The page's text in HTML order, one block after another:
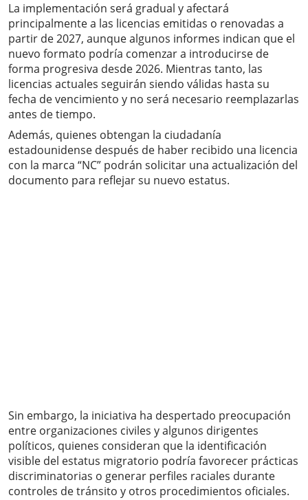
La implementación será gradual y afectará
principalmente a las licencias emitidas o renovadas a
partir de 2027, aunque algunos informes indican que el
nuevo formato podría comenzar a introducirse de
forma progresiva desde 2026. Mientras tanto, las
licencias actuales seguirán siendo válidas hasta su
fecha de vencimiento y no será necesario reemplazarlas
antes de tiempo.
Además, quienes obtengan la ciudadanía
estadounidense después de haber recibido una licencia
con la marca “NC” podrán solicitar una actualización del
documento para reflejar su nuevo estatus.
Sin embargo, la iniciativa ha despertado preocupación
entre organizaciones civiles y algunos dirigentes
políticos, quienes consideran que la identificación
visible del estatus migratorio podría favorecer prácticas
discriminatorias o generar perfiles raciales durante
controles de tránsito y otros procedimientos oficiales.